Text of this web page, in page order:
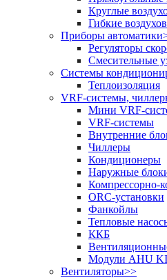
Круглые
Гибкие
Приборы автоматики
Регуляторы
Смесительные
Системы
Теплоизоляция
VRF-системы,
Мини VRF-
VRF-системы
Внутренние
Чиллеры
Кондиционеры
Наружные
Компрессорно-
ORC-установки
Фанкойлы
Тепловые
ККБ
Модули AHU
Вентиляторы>>